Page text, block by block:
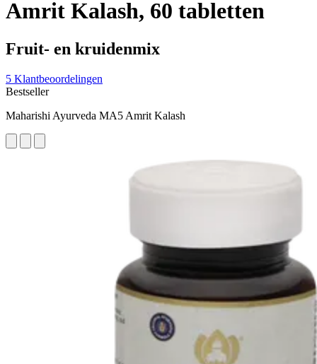
Amrit Kalash, 60 tabletten
Fruit- en kruidenmix
5 Klantbeoordelingen
Bestseller
Maharishi Ayurveda MA5 Amrit Kalash